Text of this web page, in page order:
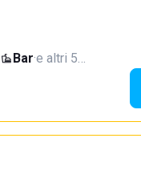
Bar·e altri 5…